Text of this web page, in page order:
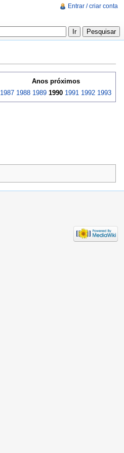
Anos próximos
1987 1988 1989 1990 1991 1992 1993
Entrar / criar conta